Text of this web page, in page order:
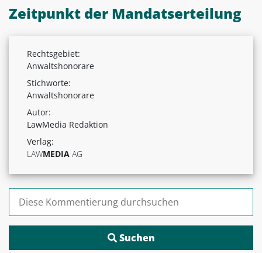
Zeitpunkt der Mandatserteilung
Rechtsgebiet:
Anwaltshonorare
Stichworte:
Anwaltshonorare
Autor:
LawMedia Redaktion
Verlag:
LAWMEDIA AG